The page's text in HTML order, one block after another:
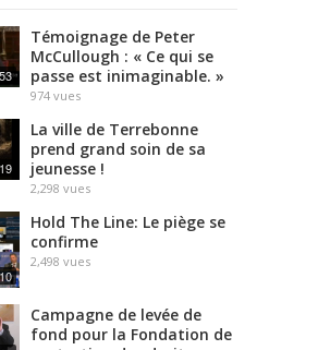
Témoignage de Peter
McCullough : « Ce qui se
passe est inimaginable. »
974 vues
La ville de Terrebonne
prend grand soin de sa
jeunesse !
2,298 vues
Hold The Line: Le piège se
confirme
2,498 vues
Campagne de levée de
fond pour la Fondation de